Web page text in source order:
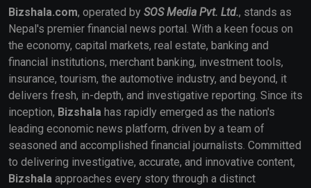
Bizshala.com, operated by SOS Media Pvt. Ltd., stands as
Nepal's premier financial news portal. With a keen focus on
the economy, capital markets, real estate, banking and
financial institutions, merchant banking, investment tools,
insurance, tourism, the automotive industry, and beyond, it
delivers fresh, in-depth, and investigative reporting. Since its
inception, Bizshala has rapidly emerged as the nation's
leading economic news platform, driven by a team of
seasoned and accomplished financial journalists. Committed
to delivering investigative, accurate, and innovative content,
Bizshala approaches every story through a distinct